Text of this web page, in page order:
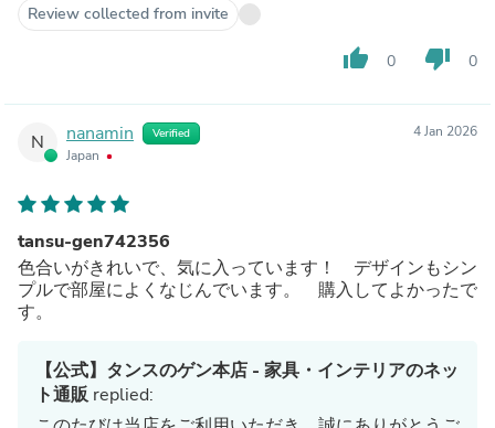
Review collected from invite
thumb_up 0 thumb_down 0
N nanamin Verified
Japan
4 Jan 2026
tansu-gen742356
色合いがきれいで、気に入っています！ デザインもシン
プルで部屋によくなじんでいます。 購入してよかったで
す。
【公式】タンスのゲン本店 - 家具・インテリアのネッ
ト通販replied: